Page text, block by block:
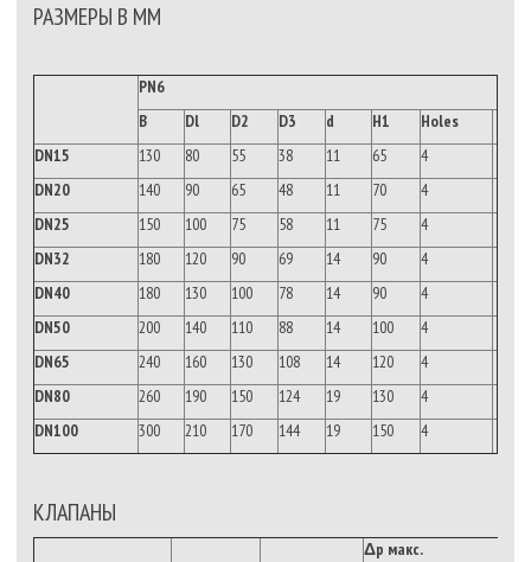
РАЗМЕРЫ В ММ
PN6
B
Dl D2 D3 d H1
Holes
DN15
130 80 55 38 11 65
4
DN20
140 90 65 48 11 70
4
DN25
150 100 75 58 11 75
4
DN32
180 120 90 69 14 90
4
DN40
180 130 100 78 14 90
4
DN50
200 140 110 88 14 100
4
DN65
240 160 130 108 14 120
4
DN80
260 190 150 124 19 130
4
DN100
300 210 170 144 19 150 4
КЛАПАНЫ
Δp макс.